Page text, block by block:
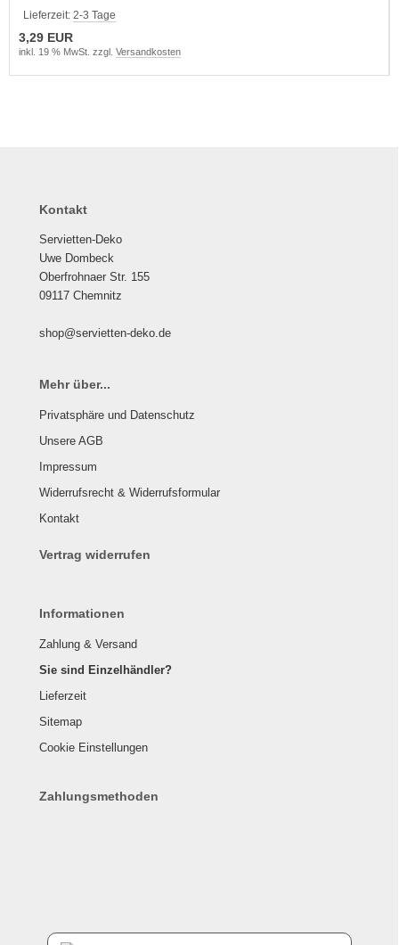
Lieferzeit: 2-3 Tage
3,29 EUR
inkl. 19 % MwSt. zzgl. Versandkosten
Kontakt
Servietten-Deko
Uwe Dombeck
Oberfrohnaer Str. 155
09117 Chemnitz
shop@servietten-deko.de
Mehr über...
Privatsphäre und Datenschutz
Unsere AGB
Impressum
Widerrufsrecht & Widerrufsformular
Kontakt
Vertrag widerrufen
Informationen
Zahlung & Versand
Sie sind Einzelhändler?
Lieferzeit
Sitemap
Cookie Einstellungen
Zahlungsmethoden